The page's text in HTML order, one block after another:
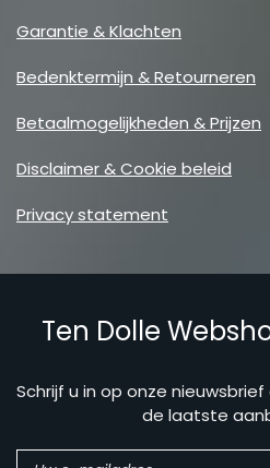
Garantie & Klachten
Bedenktermijn & Retourneren
Betaalmogelijkheden & Prijzen
Disclaimer & Cookie beleid
Privacy statement
Ten Dolle
Schrijf u in op onze
de laatste